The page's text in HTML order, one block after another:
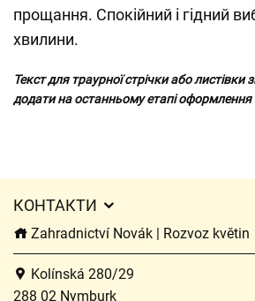
прощання. Спокійний і гідний
хвилини.
Текст для траурної стрічки або листівки
додати на останньому етапі
КОНТАКТИ
Zahradnictví Novák | Rozvoz květin
Kolínská 280/29
288 02 Nymburk